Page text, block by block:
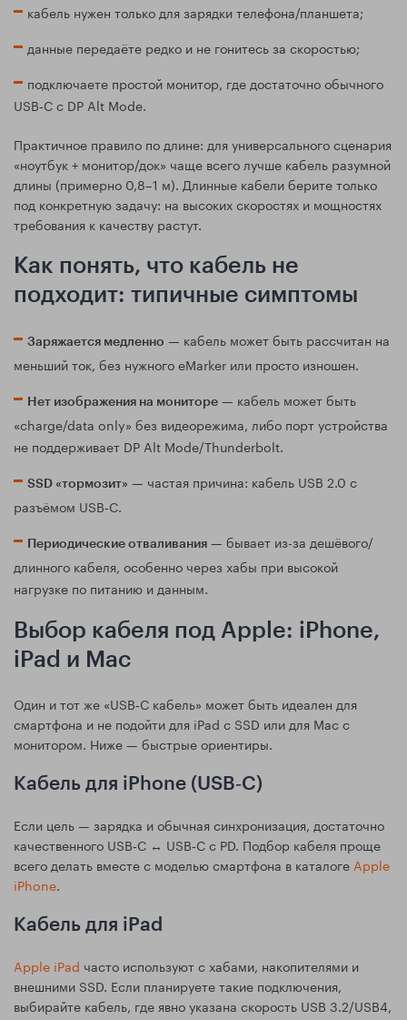
кабель нужен только для зарядки телефона/планшета;
данные передаёте редко и не гонитесь за скоростью;
подключаете простой монитор, где достаточно обычного
USB‑C с DP Alt Mode.
Практичное правило по длине: для универсального сценария
«ноутбук + монитор/док» чаще всего лучше кабель разумной
длины (примерно 0,8–1 м). Длинные кабели берите только
под конкретную задачу: на высоких скоростях и мощностях
требования к качеству растут.
Как понять, что кабель не
подходит: типичные симптомы
Заряжается медленно — кабель может быть рассчитан на
меньший ток, без нужного eMarker или просто изношен.
Нет изображения на мониторе — кабель может быть
«charge/data only» без видеорежима, либо порт устройства
не поддерживает DP Alt Mode/Thunderbolt.
SSD «тормозит» — частая причина: кабель USB 2.0 с
разъёмом USB‑C.
Периодические отваливания — бывает из-за дешёвого/
длинного кабеля, особенно через хабы при высокой
нагрузке по питанию и данным.
Выбор кабеля под Apple: iPhone,
iPad и Mac
Один и тот же «USB‑C кабель» может быть идеален для
смартфона и не подойти для iPad с SSD или для Mac с
монитором. Ниже — быстрые ориентиры.
Кабель для iPhone (USB‑C)
Если цель — зарядка и обычная синхронизация, достаточно
качественного USB‑C ↔ USB‑C с PD. Подбор кабеля проще
всего делать вместе с моделью смартфона в каталоге Apple
iPhone.
Кабель для iPad
Apple iPad часто используют с хабами, накопителями и
внешними SSD. Если планируете такие подключения,
выбирайте кабель, где явно указана скорость USB 3.2/USB4,